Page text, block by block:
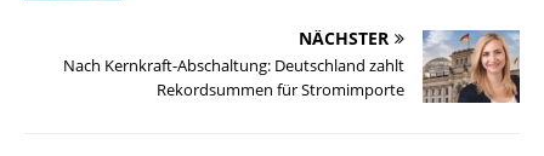
NÄCHSTER
Nach Kernkraft-Abschaltung: Deutschland zahlt
Rekordsummen für Stromimporte